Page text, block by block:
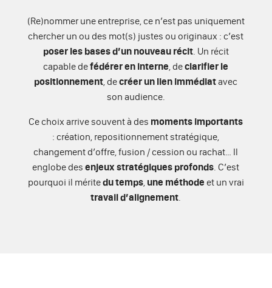
(Re)nommer une entreprise, ce n’est pas uniquement
chercher un ou des mot(s) justes ou originaux : c’est
poser les bases d’un nouveau récit. Un récit
capable defédérer en interne, declarifier le
positionnement, decréer un lien immédiatavec
son audience.
Ce choix arrive souvent à des moments importants
: création, repositionnement stratégique,
changement d’offre, fusion / cession ou rachat… Il
englobe desenjeux stratégiques profonds. C’est
pourquoi il méritedu temps, une méthode et un vrai
travail d’alignement.